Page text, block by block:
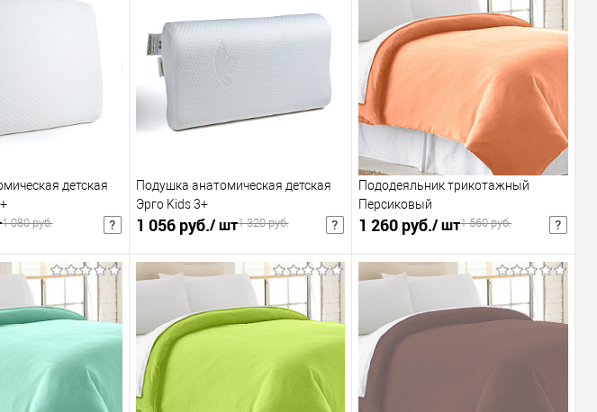
детская
1 080 руб.
Розничная цена
корзину
В избранное
Подушка анатомическая детская
Эрго Kids 3+
1 056 руб./ шт1 320 руб.
1 716 руб./ шт Розничная цена
В корзину
Купить в 1 клик
В избранное
К сравнению
Пододеяльник трикотажный
Персиковый
1 260 руб./ шт1 560 руб.
2 028 руб./ шт Розничная цена
В корзину
Купить в 1 клик